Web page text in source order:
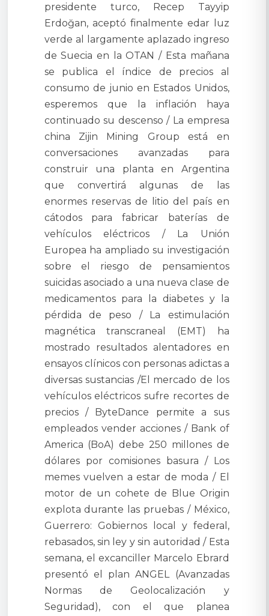
presidente turco, Recep Tayyip
Erdoğan, aceptó finalmente edar luz
verde al largamente aplazado ingreso
de Suecia en la OTAN / Esta mañana
se publica el índice de precios al
consumo de junio en Estados Unidos,
esperemos que la inflación haya
continuado su descenso / La empresa
china Zijin Mining Group está en
conversaciones avanzadas para
construir una planta en Argentina
que convertirá algunas de las
enormes reservas de litio del país en
cátodos para fabricar baterías de
vehículos eléctricos / La Unión
Europea ha ampliado su investigación
sobre el riesgo de pensamientos
suicidas asociado a una nueva clase de
medicamentos para la diabetes y la
pérdida de peso / La estimulación
magnética transcraneal (EMT) ha
mostrado resultados alentadores en
ensayos clínicos con personas adictas a
diversas sustancias /El mercado de los
vehículos eléctricos sufre recortes de
precios / ByteDance permite a sus
empleados vender acciones / Bank of
America (BoA) debe 250 millones de
dólares por comisiones basura / Los
memes vuelven a estar de moda / El
motor de un cohete de Blue Origin
explota durante las pruebas / México,
Guerrero: Gobiernos local y federal,
rebasados, sin ley y sin autoridad / Esta
semana, el excanciller Marcelo Ebrard
presentó el plan ANGEL (Avanzadas
Normas de Geolocalización y
Seguridad), con el que planea